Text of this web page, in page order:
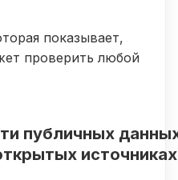
показывает,
проверить любой
публичных
источниках